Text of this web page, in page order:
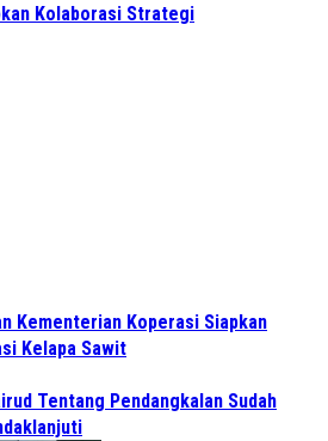
Kolaborasi Strategi
Kementerian Koperasi Siapkan
Kelapa Sawit
Tentang Pendangkalan Sudah